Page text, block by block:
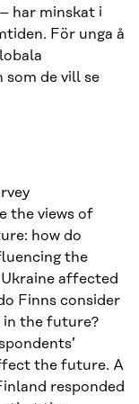
har minskat i
För unga å
som de vill se
the views of
how do
the
Ukraine affected
Finns consider
the future?
the future. A
responded